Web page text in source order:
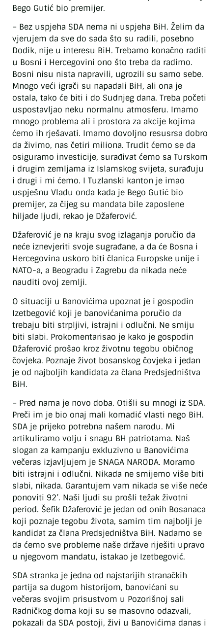
Bego Gutić bio premijer.
– Bez uspjeha SDA nema ni uspjeha BiH. Želim da
vjerujem da sve do sada što su radili, posebno
Dodik, nije u interesu BiH. Trebamo konačno raditi
u Bosni i Hercegovini ono što treba da radimo.
Bosni nisu nista napravili, ugrozili su samo sebe.
Mnogo veći igrači su napadali BiH, ali ona je
ostala, tako će biti i do Sudnjeg dana. Treba početi
uspostavljao neku normalnu atmosferu. Imamo
mnogo problema ali i prostora za akcije kojima
ćemo ih rješavati. Imamo dovoljno resusrsa dobro
da živimo, nas četiri miliona. Trudit ćemo se da
osiguramo investicije, surađivat ćemo sa Turskom
i drugim zemljama iz Islamskog svijeta, surađuju
i drugi i mi ćemo. I Tuzlanski kanton je imao
uspješnu Vladu onda kada je Bego Gutić bio
premijer, za čijeg su mandata bile zaposlene
hiljade ljudi, rekao je Džaferović.
Džaferović je na kraju svog izlaganja poručio da
neće iznevjeriti svoje sugrađane, a da će Bosna i
Hercegovina uskoro biti članica Europske unije i
NATO-a, a Beogradu i Zagrebu da nikada neće
nauditi ovoj zemlji.
O situaciji u Banovićima upoznat je i gospodin
Izetbegović koji je banovićanima poručio da
trebaju biti strpljivi, istrajni i odlučni. Ne smiju
biti slabi. Prokomentarisao je kako je gospodin
Džaferović prošao kroz životnu tegobu običnog
čovjeka. Poznaje život bosanskog čovjeka i jedan
je od najboljih kandidata za člana Predsjedništva
BiH.
– Pred nama je novo doba. Otišli su mnogi iz SDA.
Preči im je bio onaj mali komadić vlasti nego BiH.
SDA je prijeko potrebna našem narodu. Mi
artikuliramo volju i snagu BH patriotama. Naš
slogan za kampanju exkluzivno u Banovićima
večeras izjavljujem je SNAGA NARODA. Moramo
biti istrajni i odlučni. Nikada ne smijemo više biti
slabi, nikada. Garantujem vam nikada se više neće
ponoviti 92’. Naši ljudi su prošli težak životni
period. Šefik Džaferović je jedan od onih Bosanaca
koji poznaje tegobu života, samim tim najbolji je
kandidat za člana Predsjedništva BiH. Nadamo se
da ćemo sve probleme naše države riješiti upravo
u njegovom mandatu, istakao je Izetbegović.
SDA stranka je jedna od najstarijih stranačkih
partija sa dugom historijom, banovićani su
večeras svojim prisustvom u Pozorišnoj sali
Radničkog doma koji su se masovno odazvali,
pokazali da SDA postoji, živi u Banovićima danas i